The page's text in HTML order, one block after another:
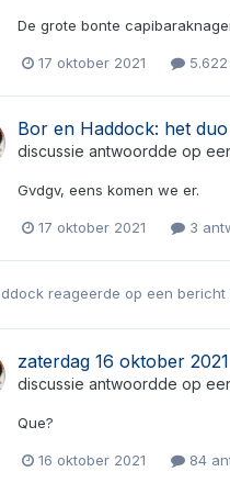
De grote bonte
17 oktober 2021
Bor en Haddock: het
discussie antwoordde op
Gvdgv, eens komen we er.
17 oktober 2021 3
reageerde op een bericht
zaterdag 16 oktober 2021
discussie antwoordde op
Que?
16 oktober 2021 84